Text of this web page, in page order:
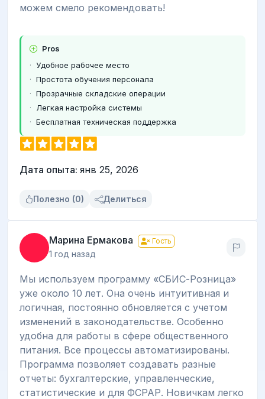
можем смело рекомендовать!
Pros
Удобное рабочее место
Простота обучения персонала
Прозрачные складские операции
Легкая настройка системы
Бесплатная техническая поддержка
Дата опыта: янв 25, 2026
Полезно (0) Делиться
Марина Ермакова Гость
1 год назад
Мы используем программу «СБИС-Розница»
уже около 10 лет. Она очень интуитивная и
логичная, постоянно обновляется с учетом
изменений в законодательстве. Особенно
удобна для работы в сфере общественного
питания. Все процессы автоматизированы.
Программа позволяет создавать разные
отчеты: бухгалтерские, управленческие,
статистические и для ФСРАР. Новичкам легко